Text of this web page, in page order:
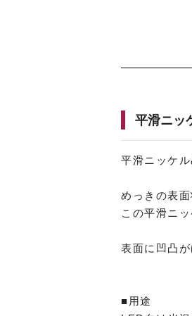
平滑ニッ
平滑ニッケ
めっきの表
この平滑ニ
表面に凹凸
■用途